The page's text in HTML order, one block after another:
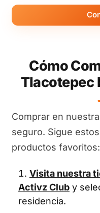
Cómo
Tlacotepec
Comprar en
seguro. Sigue
productos favoritos:
Visita nuestra
Activz Club y
residencia.